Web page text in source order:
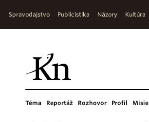
Spravodajstvo Publicistika Názory Kultúra
Téma Reportáž Rozhovor Profil Misie